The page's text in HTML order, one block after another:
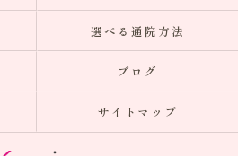
選べる通院方法
ブログ
サイトマップ